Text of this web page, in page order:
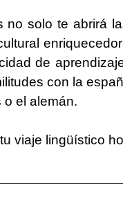
no solo te abrirá
de
con la
el alemán.
viaje lingüístico